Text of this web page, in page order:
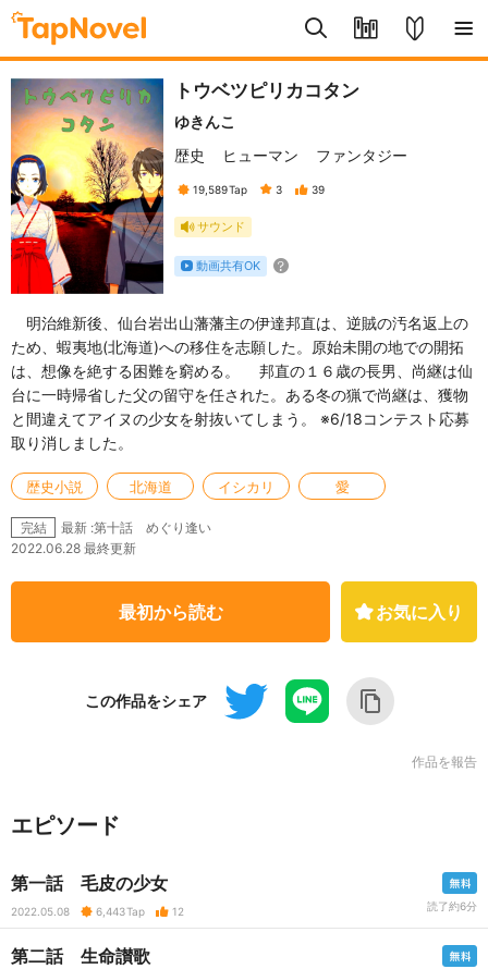
トウベツピリカコタン
ゆきんこ
歴史
ヒューマン ファンタジー
19,589Tap 3 39
サウンド
動画共有OK
明治維新後、仙台岩出山藩藩主の伊達邦直は、逆賊の汚名返上の
ため、蝦夷地(北海道)への移住を志願した。原始未開の地での開拓
は、想像を絶する困難を窮める。 邦直の１６歳の長男、尚継は仙
台に一時帰省した父の留守を任された。ある冬の猟で尚継は、獲物
と間違えてアイヌの少女を射抜いてしまう。 ※6/18コンテスト応募
取り消しました。
歴史小説 北海道 イシカリ 愛
完結
最新 :第十話 めぐり逢い
2022.06.28 最終更新
最初から読む お気に入り
この作品をシェア
作品を報告
エピソード
第一話 毛皮の少女
2022.05.08 6,443Tap 12 読了約6分
第二話 生命讃歌